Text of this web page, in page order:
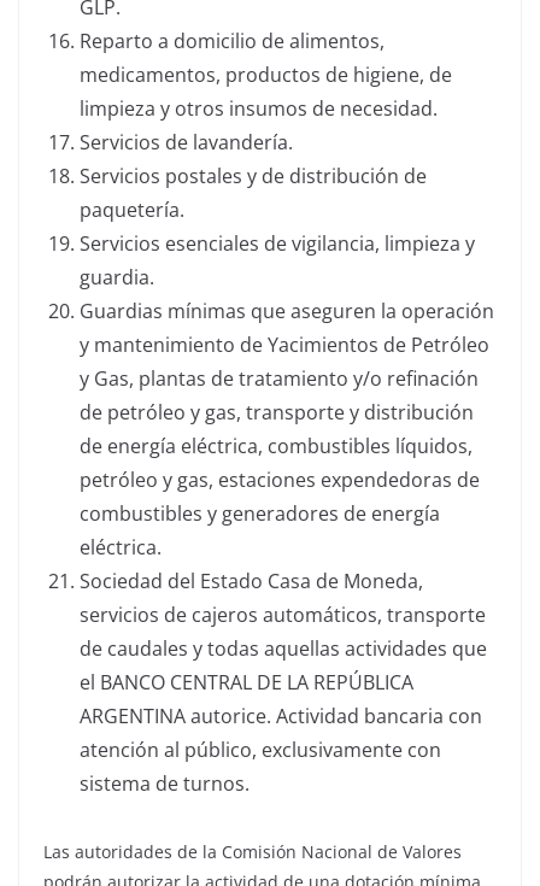
GLP.
Reparto a domicilio de alimentos,
medicamentos, productos de higiene, de
limpieza y otros insumos de necesidad.
Servicios de lavandería.
Servicios postales y de distribución de
paquetería.
Servicios esenciales de vigilancia, limpieza y
guardia.
Guardias mínimas que aseguren la operación
y mantenimiento de Yacimientos de Petróleo
y Gas, plantas de tratamiento y/o refinación
de petróleo y gas, transporte y distribución
de energía eléctrica, combustibles líquidos,
petróleo y gas, estaciones expendedoras de
combustibles y generadores de energía
eléctrica.
Sociedad del Estado Casa de Moneda,
servicios de cajeros automáticos, transporte
de caudales y todas aquellas actividades que
el BANCO CENTRAL DE LA REPÚBLICA
ARGENTINA autorice. Actividad bancaria con
atención al público, exclusivamente con
sistema de turnos.
Las autoridades de la Comisión Nacional de Valores